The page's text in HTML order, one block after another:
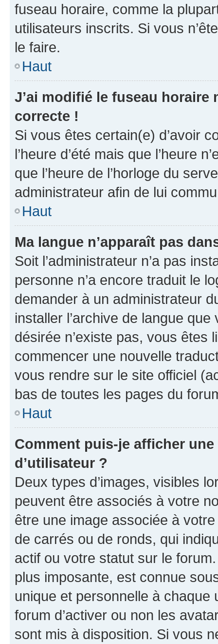
fuseau horaire, comme la
utilisateurs inscrits. Si vous
le faire.
Haut
J’ai modifié le fuseau horaire
correcte !
Si vous êtes certain(e) d’avoir
l’heure d’été mais que l’heure
que l’heure de l’horloge du
administrateur afin de lui
Haut
Ma langue n’apparaît pas
Soit l’administrateur n’a pas
personne n’a encore traduit le
demander à un administrateur
installer l’archive de langue
désirée n’existe pas, vous êtes
commencer une nouvelle
vous rendre sur le site officiel
bas de toutes les pages du
Haut
Comment puis-je afficher
d’utilisateur ?
Deux types d’images, visibles
peuvent être associés à votre
être une image associée à
de carrés ou de ronds, qui
actif ou votre statut sur le
plus imposante, est connue
unique et personnelle à chaque
forum d’activer ou non les
sont mis à disposition. Si vous